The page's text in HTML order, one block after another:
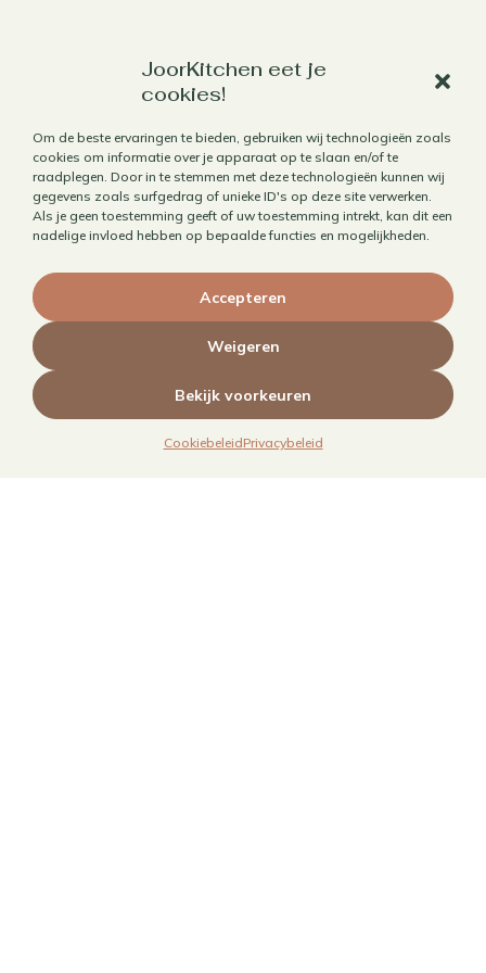
JoorKitchen eet je
cookies!
Om de beste ervaringen te bieden, gebruiken wij technologieën zoals
cookies om informatie over je apparaat op te slaan en/of te
raadplegen. Door in te stemmen met deze technologieën kunnen wij
gegevens zoals surfgedrag of unieke ID's op deze site verwerken.
Als je geen toestemming geeft of uw toestemming intrekt, kan dit een
nadelige invloed hebben op bepaalde functies en mogelijkheden.
Accepteren
Weigeren
Bekijk voorkeuren
CookiebeleidPrivacybeleid
Werk met mij samen
Horecafotografie
Receptontwikkeling
Brandingfotografie voor foodies
MAIN – Contentjaarabonnement